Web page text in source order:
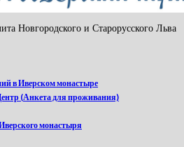
Новгородского и Старорусского Льва
в Иверском монастыре
(Анкета для проживания)
монастыря